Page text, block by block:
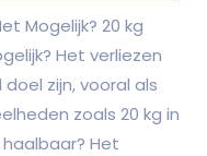
Mogelijk? 20 kg
Het verliezen
zijn, vooral als
zoals 20 kg in
Het